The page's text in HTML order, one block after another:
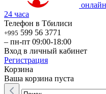
24 часа
Телефон в Тбилиси
+995 599 56 3771
– пн-пт 09:00-18:00
Вход в личный кабинет
Регистрация
Корзина
Ваша корзина пуста